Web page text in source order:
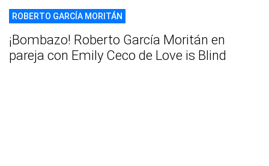
ROBERTO GARCÍA MORITÁN
¡Bombazo! Roberto García Moritán en
pareja con Emily Ceco de Love is Blind